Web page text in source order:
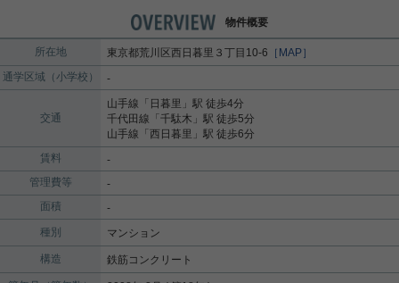
物件概要
所在地 東京都荒川区西日暮里 ３丁目10-6 ［MAP］
通学区域（小学校）
-
交通
山手線 「 日暮里 」駅 徒歩4分
千代田線 「千駄木 」駅 徒歩5分
山手線 「西日暮里 」駅 徒歩6分
賃料
-
管理費等
-
面積
-
種別
マンション
構造 鉄筋コンクリート